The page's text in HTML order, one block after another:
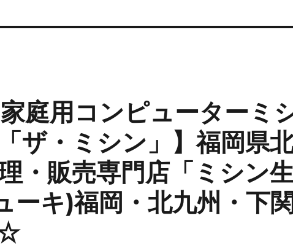
庭用コンピューターミ
ザ・ミシン」】福岡県
・販売専門店「ミシン
キ)福岡・北九州・下関
☆